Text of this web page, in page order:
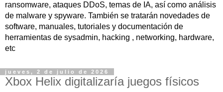
ransomware, ataques DDoS, temas de IA, así como análisis
de malware y spyware. También se tratarán novedades de
software, manuales, tutoriales y documentación de
herramientas de sysadmin, hacking , networking, hardware,
etc
jueves, 2 de julio de 2026
Xbox Helix digitalizaría juegos físicos